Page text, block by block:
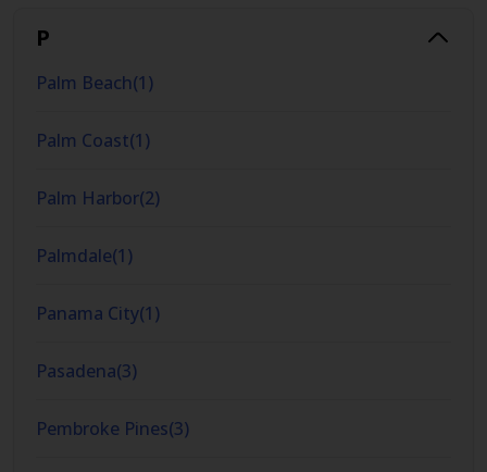
P
Palm Beach(1)
Palm Coast(1)
Palm Harbor(2)
Palmdale(1)
Panama City(1)
Pasadena(3)
Pembroke Pines(3)